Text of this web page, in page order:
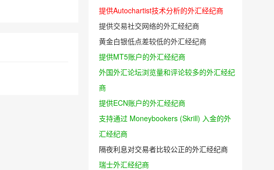
提供Autochartist技术分析的外汇经纪商
提供交易社交网络的外汇经纪商
黄金白银低点差较低的外汇经纪商
提供MT5账户的外汇经纪商
外国外汇论坛浏览量和评论较多的外汇经纪
商
提供ECN账户的外汇经纪商
支持通过 Moneybookers (Skrill) 入金的外
汇经纪商
隔夜利息对交易者比较公正的外汇经纪商
瑞士外汇经纪商